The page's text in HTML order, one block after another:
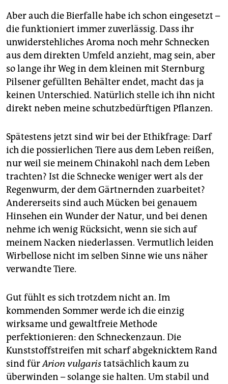
Aber auch die Bierfalle habe ich schon eingesetzt –
die funktioniert immer zuverlässig. Dass ihr
unwiderstehliches Aroma noch mehr Schnecken
aus dem direkten Umfeld anzieht, mag sein, aber
so lange ihr Weg in dem kleinen mit Sternburg
Pilsener gefüllten Behälter endet, macht das ja
keinen Unterschied. Natürlich stelle ich ihn nicht
direkt neben meine schutzbedürftigen Pflanzen.
Spätestens jetzt sind wir bei der Ethikfrage: Darf
ich die possierlichen Tiere aus dem Leben reißen,
nur weil sie meinem Chinakohl nach dem Leben
trachten? Ist die Schnecke weniger wert als der
Regenwurm, der dem Gärtnernden zuarbeitet?
Andererseits sind auch Mücken bei genauem
Hinsehen ein Wunder der Natur, und bei denen
nehme ich wenig Rücksicht, wenn sie sich auf
meinem Nacken niederlassen. Vermutlich leiden
Wirbellose nicht im selben Sinne wie uns näher
verwandte Tiere.
Gut fühlt es sich trotzdem nicht an. Im
kommenden Sommer werde ich die einzig
wirksame und gewaltfreie Methode
perfektionieren: den Schneckenzaun. Die
Kunststoffstreifen mit scharf abgeknicktem Rand
sind fürArion vulgaristatsächlich kaum zu
überwinden – solange sie halten. Um stabil und